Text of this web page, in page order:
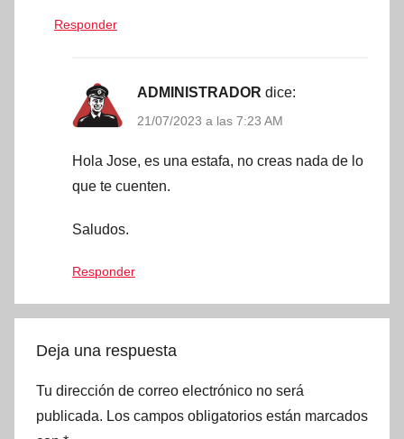
Responder
ADMINISTRADOR dice:
21/07/2023 a las 7:23 AM
Hola Jose, es una estafa, no creas nada de lo
que te cuenten.
Saludos.
Responder
Deja una respuesta
Tu dirección de correo electrónico no será
publicada. Los campos obligatorios están marcados